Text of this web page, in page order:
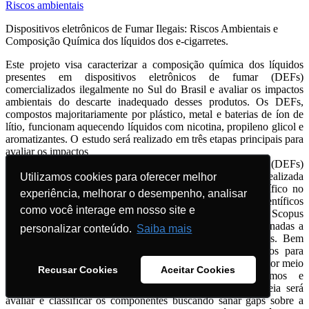
Utilizamos cookies para oferecer melhor
experiência, melhorar o desempenho, analisar
como você interage em nosso site e
personalizar conteúdo. Saiba mais
Recusar Cookies Aceitar Cookies
Utilizamos cookies para oferecer melhor
experiência, melhorar o desempenho, analisar
como você interage em nosso site e
personalizar conteúdo. Saiba mais
Recusar Cookies Aceitar Cookies
Riscos ambientais
Dispositivos eletrônicos de Fumar Ilegais: Riscos Ambientais e
Composição Química dos líquidos dos e-cigarretes.
Este projeto visa caracterizar a composição química dos líquidos
presentes em dispositivos eletrônicos de fumar (DEFs)
comercializados ilegalmente no Sul do Brasil e avaliar os impactos
ambientais do descarte inadequado desses produtos. Os DEFs,
compostos majoritariamente por plástico, metal e baterias de íon de
lítio, funcionam aquecendo líquidos com nicotina, propileno glicol e
aromatizantes. O estudo será realizado em três etapas principais para
avaliar os impactos
ambientais do descarte de dispositivos eletrônicos de fumar (DEFs)
comercializados ilegalmente no Brasil. Primeiramente, será realizada
uma revisão bibliográfica buscando aprofundamento científico no
assunto. Até o momento, foram selecionados 18 artigos científicos
entre 2020 e 2025, por meio de bases como Science Direct, Scopus
e Google Acadêmico, com foco em palavras-chave relacionadas a
dispositivos eletrônicos de fumar (DEFs) e seus impactos. Bem
como, uma etapa que envolve uma survey com usuários para
entender padrões de uso e descarte e uma coleta dos DEFs por meio
de descarte voluntário, identificando seus mecanismos e
componentes. Independentemente do modelo e tipo, a ideia será
avaliar e classificar os componentes buscando sanar gaps sobre a